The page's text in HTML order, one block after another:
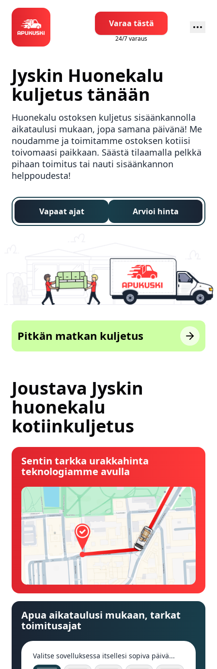
Varaa tästä
24/7 varaus
Jyskin Huonekalu
kuljetus tänään
Huonekalu ostoksen kuljetus sisäänkannolla
aikataulusi mukaan, jopa samana päivänä! Me
noudamme ja toimitamme ostoksen kotiisi
toivomaasi paikkaan. Säästä tilaamalla pelkkä
pihaan toimitus tai nauti sisäänkannon
helppoudesta!
Vapaat ajat Arvioi hinta
Pitkän matkan kuljetus
Joustava Jyskin
huonekalu
kotiinkuljetus
Sentin tarkka urakkahinta
teknologiamme avulla
Apua aikataulusi mukaan, tarkat
toimitusajat
Valitse sovelluksessa itsellesi sopiva päivä...